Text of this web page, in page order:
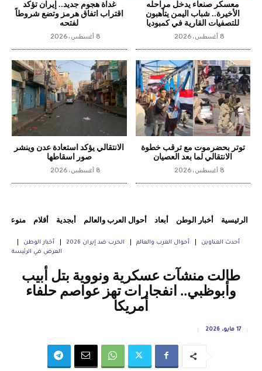
معسكر صنعاء يدخل مراحله
الأخيرة.. شباب اليمن يتأهبون
للتصفيات القارية في كمبوديا
8 أغسطس، 2026
غداة هجوم جديد.. إيران تؤكد
اقتراب اتفاق هرمز وتضع شروطاً
لفتحه
8 أغسطس، 2026
توتر بحضرموت مع ترقب خطوة
الانتقالي لما بعد العصيان
8 أغسطس، 2026
الانتقالي يؤكد استعادة عدن وينشر
صور اسقاطها
8 أغسطس، 2026